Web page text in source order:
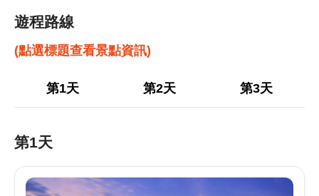
遊程路線
(點選標題查看景點資訊)
第1天 第2天 第3天
第1天